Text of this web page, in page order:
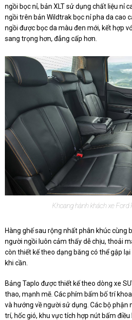
ngồi bọc nỉ, bản XLT sử dụng chất liệu nỉ
ngồi trên bản Wildtrak bọc nỉ pha da cao
ngồi được bọc da màu đen mới, kết hợp
sang trọng hơn, đẳng cấp hơn.
Khoang hành khách xe Ford
Hàng ghế sau rộng nhất phân khúc cùng
người ngồi luôn cảm thấy dễ chịu, thoải
còn thiết kế theo dạng băng có thể gập
khi cần.
Bảng Taplo được thiết kế theo dòng xe
thao, mạnh mẽ. Các phím bấm bố trí
và hướng về người sử dụng. Các bộ
trí, hốc gió, khu vực tích hợp nút bấm